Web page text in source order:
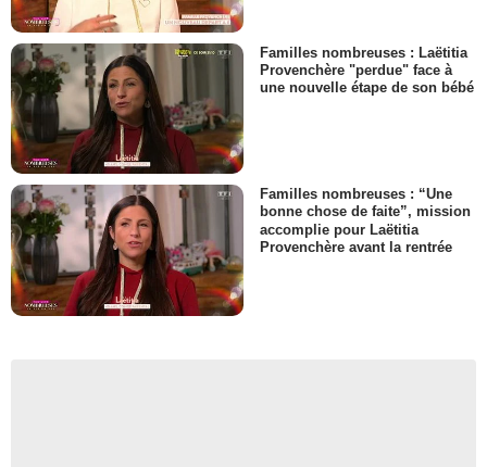
Familles nombreuses : Laëtitia
Provenchère "perdue" face à
une nouvelle étape de son bébé
Familles nombreuses : “Une
bonne chose de faite”, mission
accomplie pour Laëtitia
Provenchère avant la rentrée